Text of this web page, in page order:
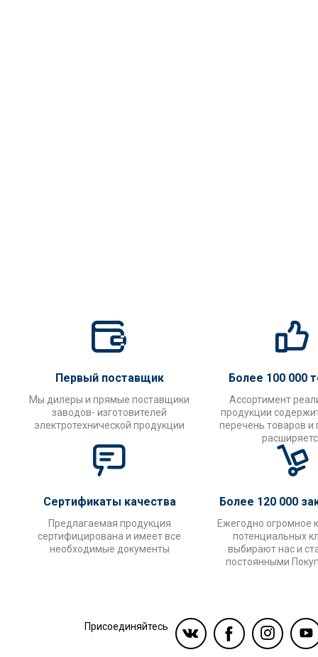
Первый поставщик
Мы дилеры и прямые поставщики
заводов- изготовителей
электротехнической продукции
Более 100 000
Ассортимент
продукции
перечень товаров и
Сертификаты качества
Предлагаемая продукция
сертифицирована и имеет все
необходимые документы
Более 120 000
Ежегодно огромное
потенциальных
выбирают нас и
постоянными
Присоединяйтесь